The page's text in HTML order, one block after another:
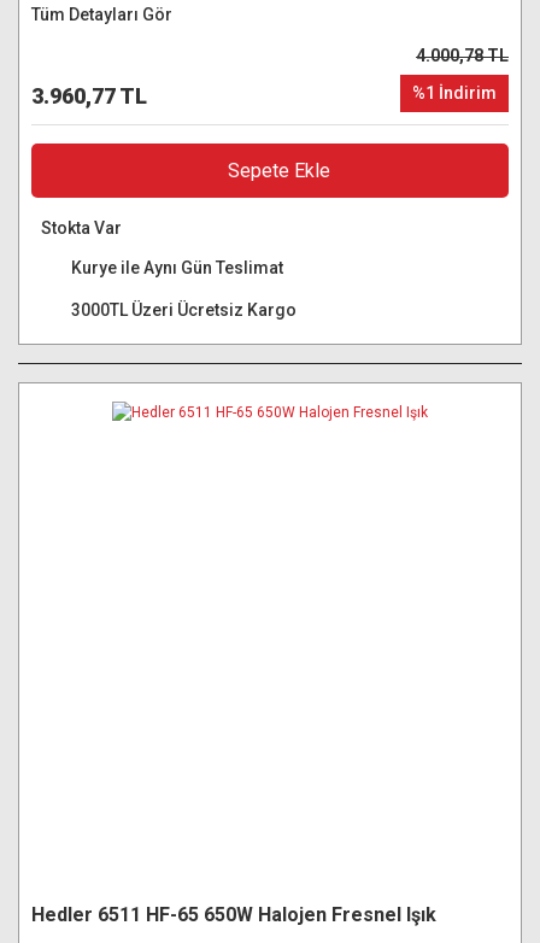
Tüm Detayları Gör
3.960,77 TL
4.000,78 TL
%1 İndirim
Sepete Ekle
Stokta Var
Kurye ile Aynı Gün Teslimat
3000TL Üzeri Ücretsiz Kargo
Hedler 6511 HF-65 650W Halojen Fresnel Işık